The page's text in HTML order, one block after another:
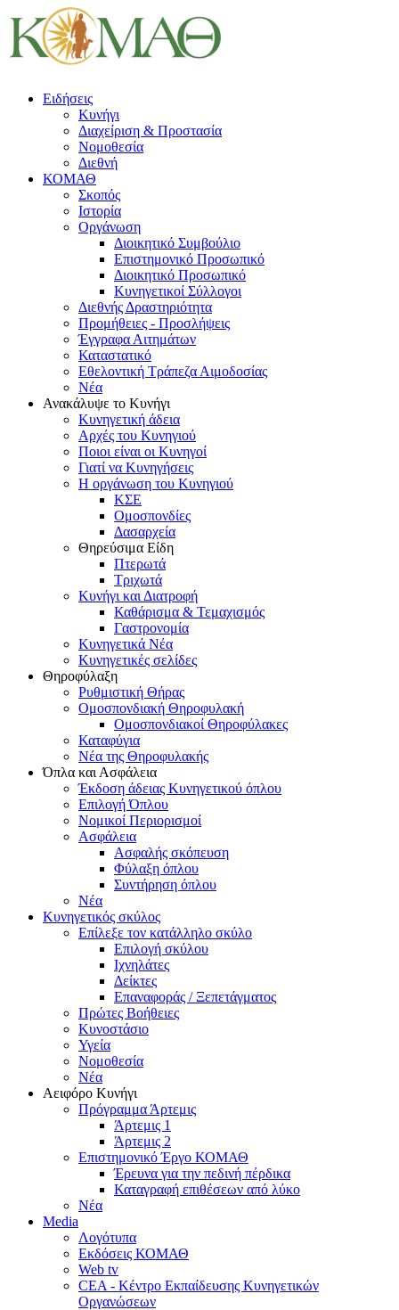
Ειδήσεις
Κυνήγι
Διαχείριση & Προστασία
Νομοθεσία
Διεθνή
ΚΟΜΑΘ
Σκοπός
Ιστορία
Οργάνωση
Διοικητικό Συμβούλιο
Επιστημονικό Προσωπικό
Διοικητικό Προσωπικό
Κυνηγετικοί Σύλλογοι
Διεθνής Δραστηριότητα
Προμήθειες - Προσλήψεις
Έγγραφα Αιτημάτων
Καταστατικό
Εθελοντική Τράπεζα Αιμοδοσίας
Νέα
Ανακάλυψε το Κυνήγι
Κυνηγετική άδεια
Αρχές του Κυνηγιού
Ποιοι είναι οι Κυνηγοί
Γιατί να Κυνηγήσεις
Η οργάνωση του Κυνηγιού
ΚΣΕ
Ομοσπονδίες
Δασαρχεία
Θηρεύσιμα Είδη
Πτερωτά
Τριχωτά
Κυνήγι και Διατροφή
Καθάρισμα & Τεμαχισμός
Γαστρονομία
Κυνηγετικά Νέα
Κυνηγετικές σελίδες
Θηροφύλαξη
Ρυθμιστική Θήρας
Ομοσπονδιακή Θηροφυλακή
Oμοσπονδιακοί Θηροφύλακες
Καταφύγια
Νέα της Θηροφυλακής
Όπλα και Ασφάλεια
Έκδοση άδειας Κυνηγετικού όπλου
Επιλογή Όπλου
Νομικοί Περιορισμοί
Ασφάλεια
Ασφαλής σκόπευση
Φύλαξη όπλου
Συντήρηση όπλου
Νέα
Κυνηγετικός σκύλος
Επίλεξε τον κατάλληλο σκύλο
Επιλογή σκύλου
Ιχνηλάτες
Δείκτες
Επαναφοράς / Ξεπετάγματος
Πρώτες Βοήθειες
Κυνοστάσιο
Υγεία
Νομοθεσία
Νέα
Αειφόρο Κυνήγι
Πρόγραμμα Άρτεμις
Άρτεμις 1
Άρτεμις 2
Επιστημονικό Έργο ΚΟΜΑΘ
Έρευνα για την πεδινή πέρδικα
Καταγραφή επιθέσεων από λύκο
Νέα
Media
Λογότυπα
Εκδόσεις ΚΟΜΑΘ
Web tv
CEA - Κέντρο Εκπαίδευσης Κυνηγετικών
Οργανώσεων